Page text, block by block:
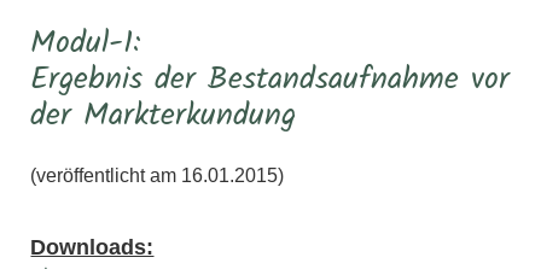
Modul-1:
Ergebnis der Bestandsaufnahme vor
der Markterkundung
(veröffentlicht am 16.01.2015)
Downloads: